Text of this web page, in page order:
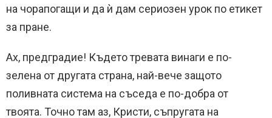
на чорапогащи и да ѝ дам сериозен урок по етикет
за пране.
Ах, предградие! Където тревата винаги е по-
зелена от другата страна, най-вече защото
поливната система на съседа е по-добра от
твоята. Точно там аз, Кристи, съпругата на